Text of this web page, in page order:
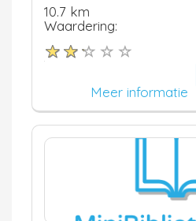
10.7 km
Waardering:
Meer informatie